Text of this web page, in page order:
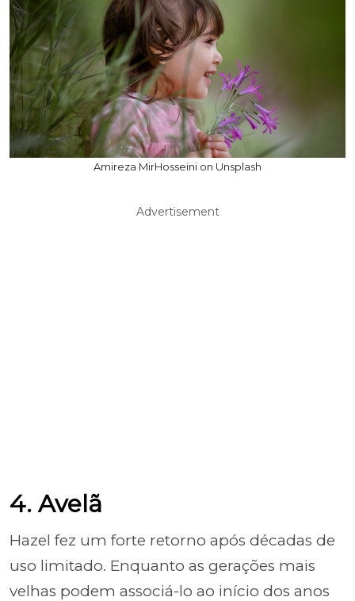
Amireza MirHosseini on Unsplash
Advertisement
4. Avelã
Hazel fez um forte retorno após décadas de
uso limitado. Enquanto as gerações mais
velhas podem associá-lo ao início dos anos